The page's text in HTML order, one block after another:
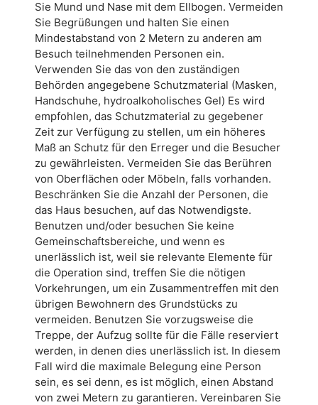
Sie Mund und Nase mit dem Ellbogen. Vermeiden
Sie Begrüßungen und halten Sie einen
Mindestabstand von 2 Metern zu anderen am
Besuch teilnehmenden Personen ein.
Verwenden Sie das von den zuständigen
Behörden angegebene Schutzmaterial (Masken,
Handschuhe, hydroalkoholisches Gel) Es wird
empfohlen, das Schutzmaterial zu gegebener
Zeit zur Verfügung zu stellen, um ein höheres
Maß an Schutz für den Erreger und die Besucher
zu gewährleisten. Vermeiden Sie das Berühren
von Oberflächen oder Möbeln, falls vorhanden.
Beschränken Sie die Anzahl der Personen, die
das Haus besuchen, auf das Notwendigste.
Benutzen und/oder besuchen Sie keine
Gemeinschaftsbereiche, und wenn es
unerlässlich ist, weil sie relevante Elemente für
die Operation sind, treffen Sie die nötigen
Vorkehrungen, um ein Zusammentreffen mit den
übrigen Bewohnern des Grundstücks zu
vermeiden. Benutzen Sie vorzugsweise die
Treppe, der Aufzug sollte für die Fälle reserviert
werden, in denen dies unerlässlich ist. In diesem
Fall wird die maximale Belegung eine Person
sein, es sei denn, es ist möglich, einen Abstand
von zwei Metern zu garantieren. Vereinbaren Sie